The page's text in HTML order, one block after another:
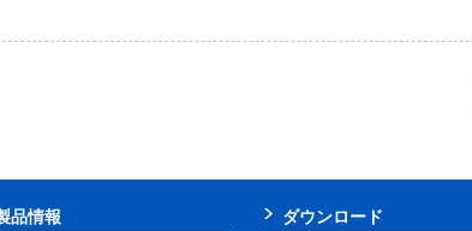
品情報 ダウンロード